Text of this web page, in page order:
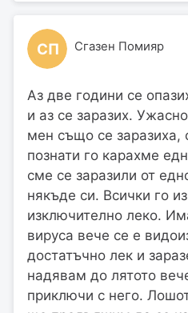
СП Сгазен Помияр
Аз две години се
и аз се заразих.
мен също се заразиха,
познати го карахме
сме се заразили от
някъде си. Всички го
изключително леко.
вируса вече се е
достатъчно лек и
надявам до лятото
приключи с него.